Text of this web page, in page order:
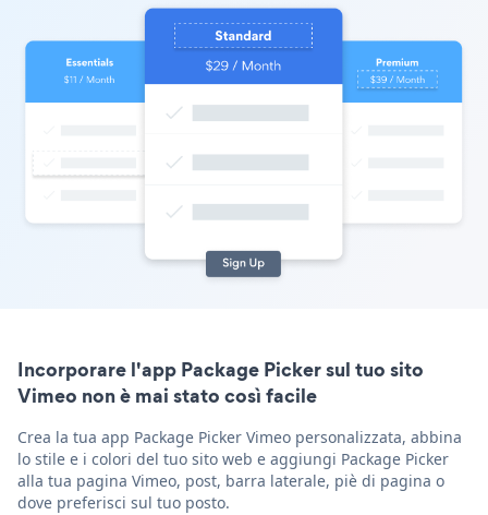
Incorporare l'app Package Picker sul tuo sito
Vimeo non è mai stato così facile
Crea la tua app Package Picker Vimeo personalizzata, abbina
lo stile e i colori del tuo sito web e aggiungi Package Picker
alla tua pagina Vimeo, post, barra laterale, piè di pagina o
dove preferisci sul tuo posto.